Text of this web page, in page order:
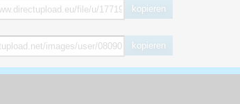
kopieren
kopieren